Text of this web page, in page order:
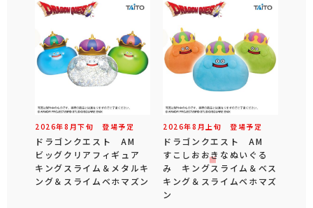
2026年8 月下旬 登場予定
ドラゴンクエスト AM
ビッグクリアフィギュア
キングスライム＆メタルキ
ング＆スライムベホマズン
2026年8 月 上旬 登場予定
ドラゴンクエスト AM
すこしおおきなぬいぐる
み キングスライム＆ベス
キング＆スライムベホマズ
ン